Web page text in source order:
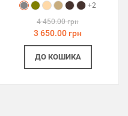
+2
4 450.00 грн
3 650.00 грн
ДО КОШИКА